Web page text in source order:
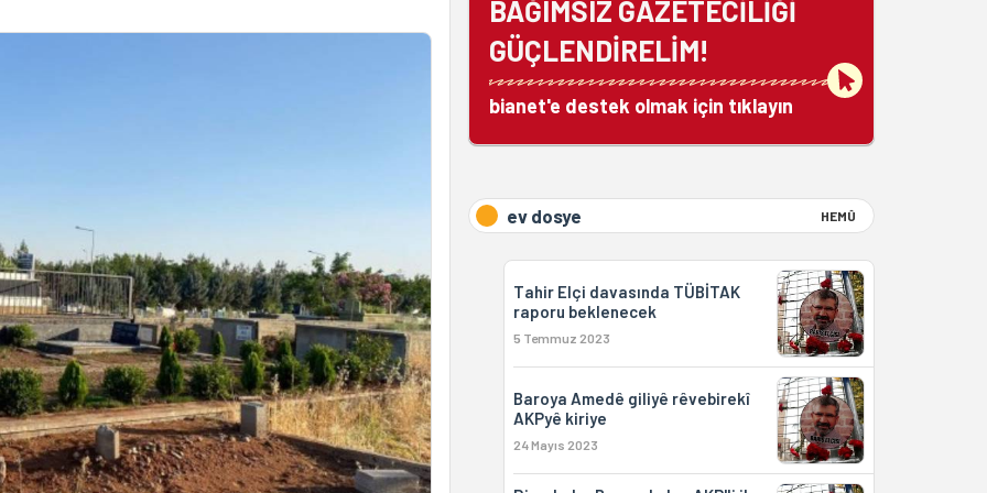
BAĞIMSIZ GAZETECİLİĞİ
GÜÇLENDİRELİM!
bianet'e destek olmak için tıklayın
ev dosye HEMÛ
Tahir Elçi davasında TÜBİTAK
raporu beklenecek
5 Temmuz 2023
Baroya Amedê giliyê rêvebirekî
AKPyê kiriye
24 Mayıs 2023